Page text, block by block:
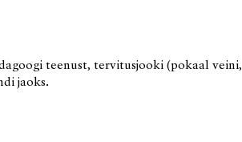
teenust, tervitusjooki (pokaal veini,
jaoks.